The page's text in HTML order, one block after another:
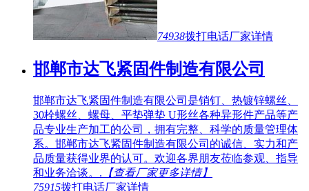
74938拨打电话厂家详情
邯郸市达飞紧固件制造有限公司
邯郸市达飞紧固件制造有限公司是销钉、热镀锌螺丝、
30栓螺丝、螺母、平垫弹垫 U形丝各种异形件产品等产
品专业生产加工的公司，拥有完整、科学的质量管理体
系。邯郸市达飞紧固件制造有限公司的诚信、实力和产
品质量获得业界的认可。欢迎各界朋友莅临参观、指导
和业务洽谈。. 【查看厂家更多详情】
75915拨打电话厂家详情